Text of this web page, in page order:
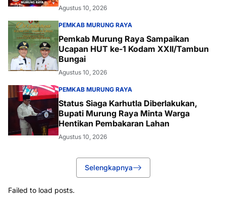
Agustus 10, 2026
PEMKAB MURUNG RAYA
Pemkab Murung Raya Sampaikan
Ucapan HUT ke-1 Kodam XXII/Tambun
Bungai
Agustus 10, 2026
PEMKAB MURUNG RAYA
Status Siaga Karhutla Diberlakukan,
Bupati Murung Raya Minta Warga
Hentikan Pembakaran Lahan
Agustus 10, 2026
Selengkapnya
Failed to load posts.